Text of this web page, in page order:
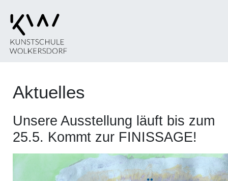
Aktuelles
Unsere Ausstellung läuft bis zum
25.5. Kommt zur FINISSAGE!